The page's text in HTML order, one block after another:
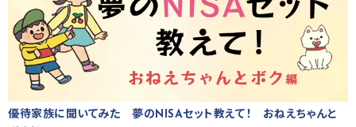
優待家族に聞いてみた 夢のNISAセット教えて！ おねえちゃんと